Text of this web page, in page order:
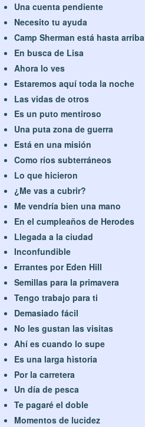
Una cuenta pendiente
Necesito tu ayuda
Camp Sherman está hasta arriba
En busca de Lisa
Ahora lo ves
Estaremos aquí toda la noche
Las vidas de otros
Es un puto mentiroso
Una puta zona de guerra
Está en una misión
Como ríos subterráneos
Lo que hicieron
¿Me vas a cubrir?
Me vendría bien una mano
En el cumpleaños de Herodes
Llegada a la ciudad
Inconfundible
Errantes por Eden Hill
Semillas para la primavera
Tengo trabajo para ti
Demasiado fácil
No les gustan las visitas
Ahí es cuando lo supe
Es una larga historia
Por la carretera
Un día de pesca
Te pagaré el doble
Momentos de lucidez